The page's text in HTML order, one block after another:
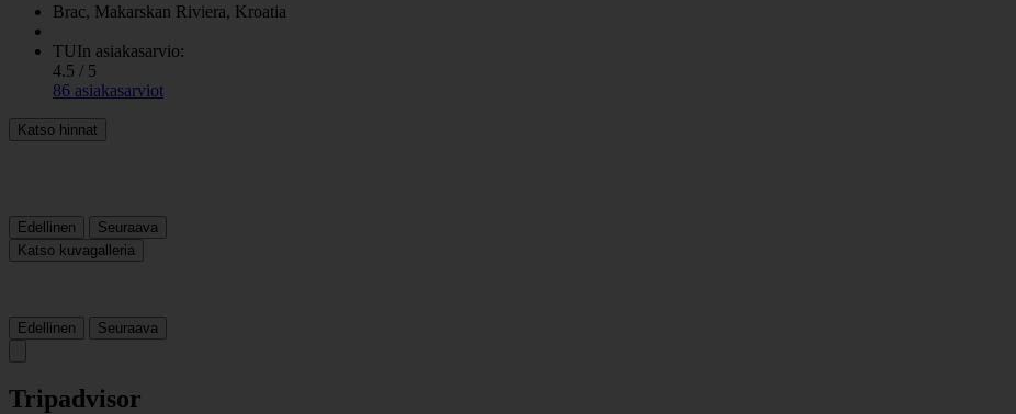
Brac, Makarskan Riviera, Kroatia
TUIn asiakasarvio:
4.5 / 5
86 asiakasarviot
Katso hinnat
Edellinen
Seuraava
Katso kuvagalleria
Edellinen Seuraava
Tripadvisor